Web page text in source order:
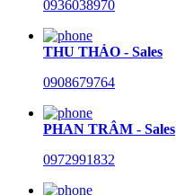
0936038970
THU THẢO - Sales
0908679764
PHAN TRÂM - Sales
0972991832